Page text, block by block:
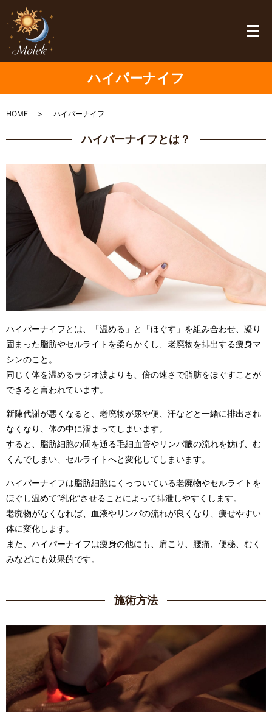
メ
ハイパーナイフ
HOME ハイパーナイフ
ハイパーナイフとは？
ハイパーナイフとは、「温める」と「ほぐす」を組み合わせ、凝り
固まった脂肪やセルライトを柔らかくし、老廃物を排出する痩身マ
シンのこと。
同じく体を温めるラジオ波よりも、倍の速さで脂肪をほぐすことが
できると言われています。
新陳代謝が悪くなると、老廃物が尿や便、汗などと一緒に排出され
なくなり、体の中に溜まってしまいます。
すると、脂肪細胞の間を通る毛細血管やリンパ腋の流れを妨げ、む
くんでしまい、セルライトへと変化してしまいます。
ハイパーナイフは脂肪細胞にくっついている老廃物やセルライトを
ほぐし温めて“乳化”させることによって排泄しやすくします。
老廃物がなくなれば、血液やリンパの流れが良くなり、痩せやすい
体に変化します。
また、ハイパーナイフは痩身の他にも、肩こり、腰痛、便秘、むく
みなどにも効果的です。
施術方法